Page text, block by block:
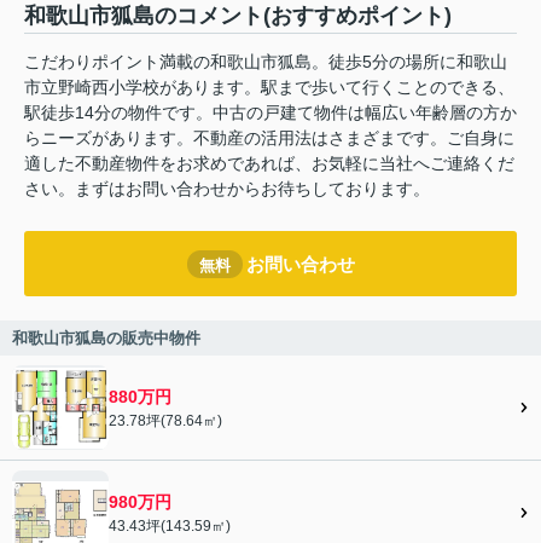
和歌山市狐島のコメント(おすすめポイント)
こだわりポイント満載の和歌山市狐島。徒歩5分の場所に和歌山
市立野崎西小学校があります。駅まで歩いて行くことのできる、
駅徒歩14分の物件です。中古の戸建て物件は幅広い年齢層の方か
らニーズがあります。不動産の活用法はさまざまです。ご自身に
適した不動産物件をお求めであれば、お気軽に当社へご連絡くだ
さい。まずはお問い合わせからお待ちしております。
無料 お問い合わせ
和歌山市狐島の販売中物件
880万円
23.78坪(78.64㎡)
980万円
43.43坪(143.59㎡)